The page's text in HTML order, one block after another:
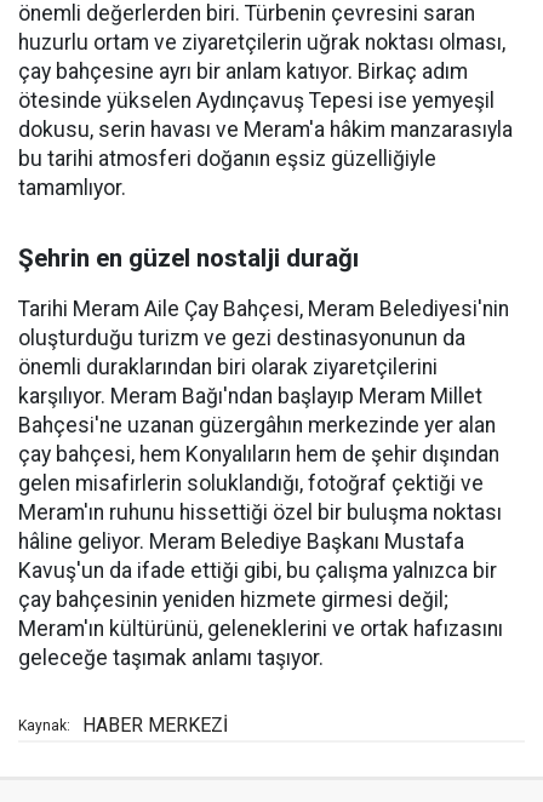
önemli değerlerden biri. Türbenin çevresini saran
huzurlu ortam ve ziyaretçilerin uğrak noktası olması,
çay bahçesine ayrı bir anlam katıyor. Birkaç adım
ötesinde yükselen Aydınçavuş Tepesi ise yemyeşil
dokusu, serin havası ve Meram'a hâkim manzarasıyla
bu tarihi atmosferi doğanın eşsiz güzelliğiyle
tamamlıyor.
Şehrin en güzel nostalji durağı
Tarihi Meram Aile Çay Bahçesi, Meram Belediyesi'nin
oluşturduğu turizm ve gezi destinasyonunun da
önemli duraklarından biri olarak ziyaretçilerini
karşılıyor. Meram Bağı'ndan başlayıp Meram Millet
Bahçesi'ne uzanan güzergâhın merkezinde yer alan
çay bahçesi, hem Konyalıların hem de şehir dışından
gelen misafirlerin soluklandığı, fotoğraf çektiği ve
Meram'ın ruhunu hissettiği özel bir buluşma noktası
hâline geliyor. Meram Belediye Başkanı Mustafa
Kavuş'un da ifade ettiği gibi, bu çalışma yalnızca bir
çay bahçesinin yeniden hizmete girmesi değil;
Meram'ın kültürünü, geleneklerini ve ortak hafızasını
geleceğe taşımak anlamı taşıyor.
Kaynak: HABER MERKEZİ